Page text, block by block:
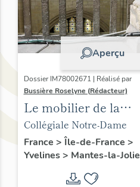
Aperçu
Dossier IM78002671 | Réalisé par
Bussière Roselyne (Rédacteur)
Le mobilier de la
collégiale
Collégiale Notre-Dame
France > Île-de-France >
Yvelines> Mantes-la-Jolie